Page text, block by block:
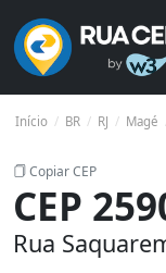
Início BR RJ Magé
Copiar CEP
CEP
Rua